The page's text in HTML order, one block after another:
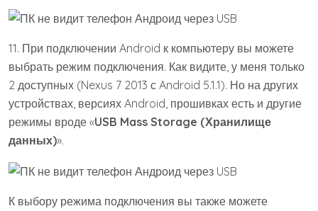
11. При подключении Android к компьютеру вы можете
выбрать режим подключения. Как видите, у меня только
2 доступных (Nexus 7 2013 с Android 5.1.1). Но на других
устройствах, версиях Android, прошивках есть и другие
режимы вроде «USB Mass Storage (Хранилище
данных)».
К выбору режима подключения вы также можете